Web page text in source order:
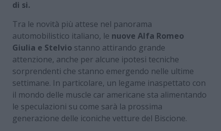
di si.
Tra le novità più attese nel panorama
automobilistico italiano, le nuove Alfa Romeo
Giulia e Stelvio stanno attirando grande
attenzione, anche per alcune ipotesi tecniche
sorprendenti che stanno emergendo nelle ultime
settimane. In particolare, un legame inaspettato con
il mondo delle muscle car americane sta alimentando
le speculazioni su come sarà la prossima
generazione delle iconiche vetture del Biscione.